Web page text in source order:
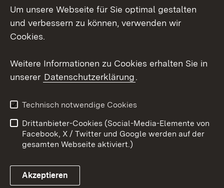
LinkedIn
Link zum Landesportal
Datenschutz
Barrierefreiheit
Impressum
Cookies
Um unsere Webseite für Sie optimal gestalten
und verbessern zu können, verwenden wir
Cookies.
Weitere Informationen zu Cookies erhalten Sie in
unserer Datenschutzerklärung.
Technisch notwendige Cookies
Drittanbieter-Cookies (Social-Media-Elemente von
Facebook, X / Twitter und Google werden auf der
gesamten Webseite aktiviert.)
Akzeptieren